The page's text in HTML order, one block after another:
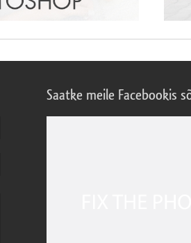
Saatke meile Facebookis